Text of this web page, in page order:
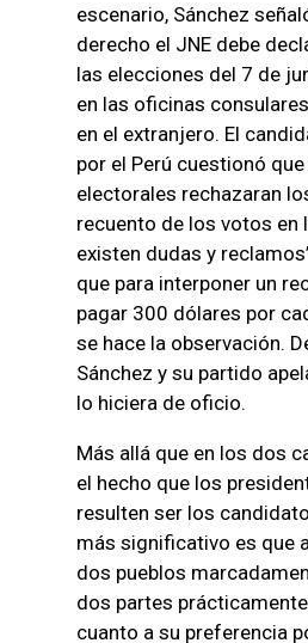
escenario, Sánchez
derecho el JNE debe
las elecciones del 7 de
en las oficinas
en el extranjero. El
por el Perú cuestionó
electorales rechazaran
recuento de los votos en
existen dudas y
que para interponer un
pagar 300 dólares por
se hace la observación.
Sánchez y su partido
lo hiciera de oficio.
Más allá que en los dos
el hecho que los
resulten ser los
más significativo es que
dos pueblos
dos partes
cuanto a su preferencia